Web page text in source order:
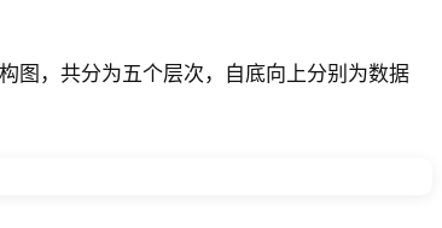
图，共分为五个层次，自底向上分别为数据